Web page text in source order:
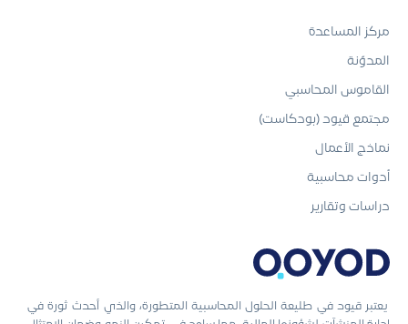
يعتبر قيود في طليعة الحلول المحاسبية المتطورة، والذي أحدث ثورة في
مركز المساعدة
المدوّنة
القاموس المحاسبي
مجتمع قيود (بودكاست)
نماذج الأعمال
أدوات محاسبية
دراسات وتقارير